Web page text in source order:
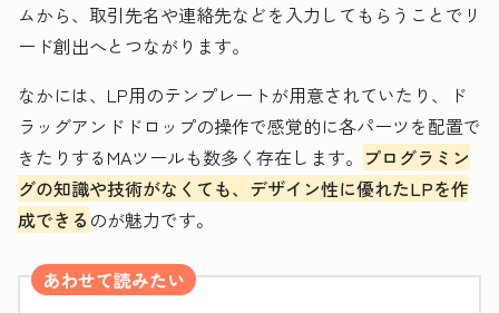
ムから、取引先名や連絡先などを入力してもらうことでリ
ード創出へとつながります。
なかには、LP用のテンプレートが用意されていたり、ド
ラッグアンドドロップの操作で感覚的に各パーツを配置で
きたりするMAツールも数多く存在します。 プログラミン
グの知識や技術がなくても、デザイン性に優れたLPを作
成できる のが魅力です。
あわせて読みたい